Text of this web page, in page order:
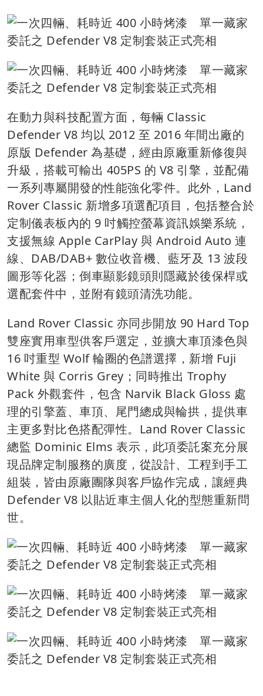
在動力與科技配置方面，每輛 Classic
Defender V8 均以 2012 至 2016 年間出廠的
原版 Defender 為基礎，經由原廠重新修復與
升級，搭載可輸出 405PS 的 V8 引擎，並配備
一系列專屬開發的性能強化零件。此外，Land
Rover Classic 新增多項選配項目，包括整合於
定制儀表板內的 9 吋觸控螢幕資訊娛樂系統，
支援無線 Apple CarPlay 與 Android Auto 連
線、DAB/DAB+ 數位收音機、藍牙及 13 波段
圖形等化器；倒車顯影鏡頭則隱藏於後保桿或
選配套件中，並附有鏡頭清洗功能。
Land Rover Classic 亦同步開放 90 Hard Top
雙座實用車型供客戶選定，並擴大車頂漆色與
16 吋重型 Wolf 輪圈的色譜選擇，新增 Fuji
White 與 Corris Grey；同時推出 Trophy
Pack 外觀套件，包含 Narvik Black Gloss 處
理的引擎蓋、車頂、尾門總成與輪拱，提供車
主更多對比色搭配彈性。Land Rover Classic
總監 Dominic Elms 表示，此項委託案充分展
現品牌定制服務的廣度，從設計、工程到手工
組裝，皆由原廠團隊與客戶協作完成，讓經典
Defender V8 以貼近車主個人化的型態重新問
世。